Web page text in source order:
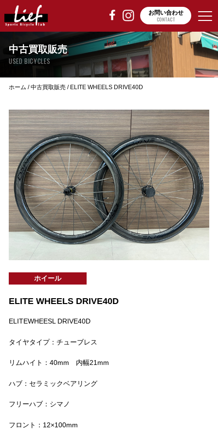
お問い合わせ
CONTACT
中古買取販売
USED BICYCLES
ホーム /中古買取販売/ ELITE WHEELS DRIVE40D
ホイール
ELITE WHEELS DRIVE40D
ELITEWHEESL DRIVE40D
タイヤタイプ：チューブレス
リムハイト：40mm 内幅21mm
ハブ：セラミックベアリング
フリーハブ：シマノ
フロント：12×100mm